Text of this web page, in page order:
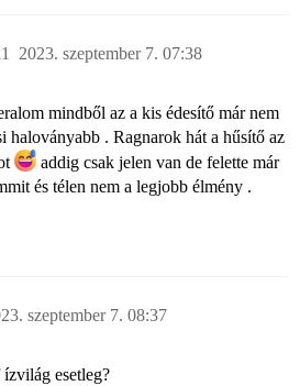
2023. szeptember 7. 07:38
mindből az a kis édesítő már nem
haloványabb . Ragnarok hát a hűsítő az
addig csak jelen van de felette már
és télen nem a legjobb élmény .
szeptember 7. 08:37
esetleg?